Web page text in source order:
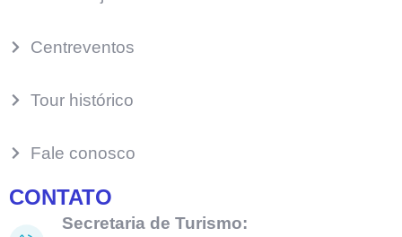
Centreventos
Tour histórico
Fale conosco
CONTATO
Secretaria de Turismo: